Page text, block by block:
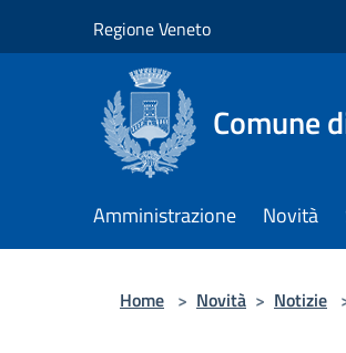
Regione Veneto
Comune
Amministrazione Novità
Home > Novità > Notizie